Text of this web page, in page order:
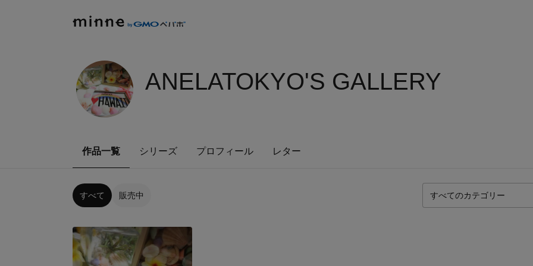
ANELATOKYO'S GALLERY
作品一覧 シリーズ プロフィール レター
すべて 販売中